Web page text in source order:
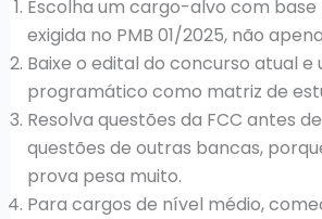
Escolha um cargo-alvo com
exigida no PMB 01/2025, não
Baixe o edital do concurso atual e
programático como matriz de
Resolva questões da FCC antes
questões de outras bancas,
prova pesa muito.
Para cargos de nível médio,